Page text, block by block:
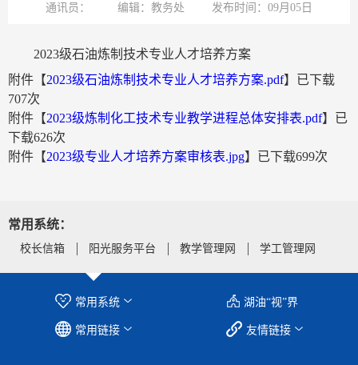
通讯员： 编辑：教务处 发布时间：09月05日
2023级石油炼制技术专业人才培养方案
附件【2023级石油炼制技术专业人才培养方案.pdf】已下载
707次
附件【2023级炼制化工技术专业教学进程总体安排表.pdf】已
下载626次
附件【2023级专业人才培养方案审核表.jpg】已下载699次
常用系统：
校长信箱 阳光服务平台 教学管理网 学工管理网
湖油“视”界
常用系统
友情链接
常用链接